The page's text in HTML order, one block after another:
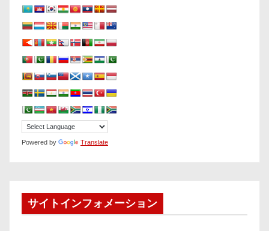
Powered by Translate
サイトインフォメーション